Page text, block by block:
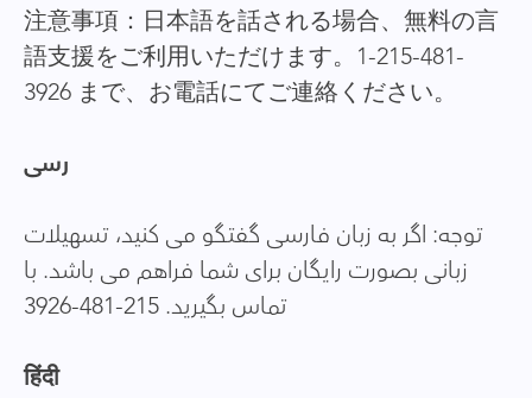
注意事項：日本語を話される場合、無料の言
語支援をご利用いただけます。1-215-481-
3926 まで、お電話にてご連絡ください。
رسی
توجه: اگر به زبان فارسی گفتگو می کنید، تسهیلات
زبانی بصورت رایگان برای شما فراهم می باشد. با
تماس بگیرید. 215-481-3926
हिंदी